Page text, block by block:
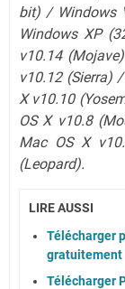
bit) / Windows
Windows XP
v10.14
v10.12 (Sierra)
X v10.10
OS X v10.8
Mac OS X
(Leopard).
LIRE AUSSI
Télécharger
gratuitement
Télécharger